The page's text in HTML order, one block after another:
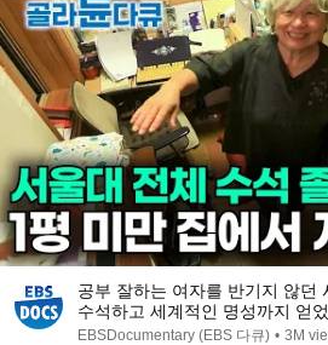
공부 잘하는 여자를 반기지 않던
수석하고 세계적인 명성까지 얻
7성급 호텔도 부럽지 않은 어느
EBSDocumentary (EBS 다큐) • 3M